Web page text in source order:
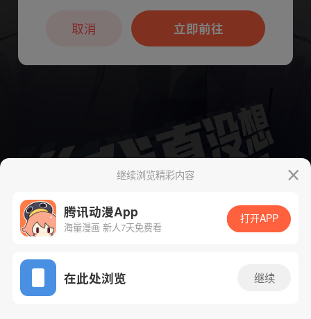
App免费看
下一话 腾漫App免费看
继续浏览精彩内容
腾讯动漫App
海量漫画 新人7天免费看
打开APP
在此处浏览 继续
本章节仅支持App阅读，可打开App新用
户7天免费看立即前往
取消